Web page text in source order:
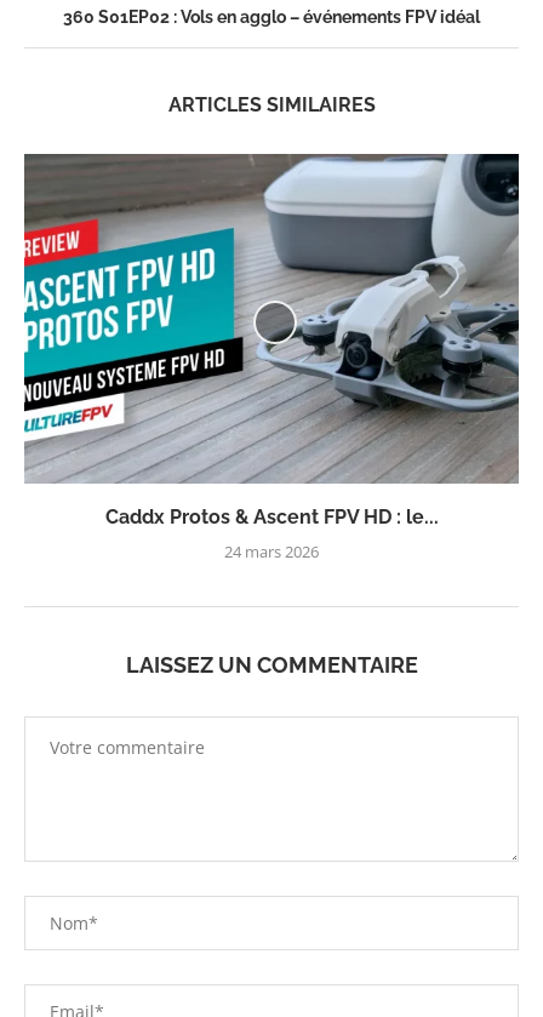
360 S01EP02 : Vols en agglo – événements FPV idéal
ARTICLES SIMILAIRES
Caddx Protos & Ascent FPV HD : le...
24 mars 2026
LAISSEZ UN COMMENTAIRE